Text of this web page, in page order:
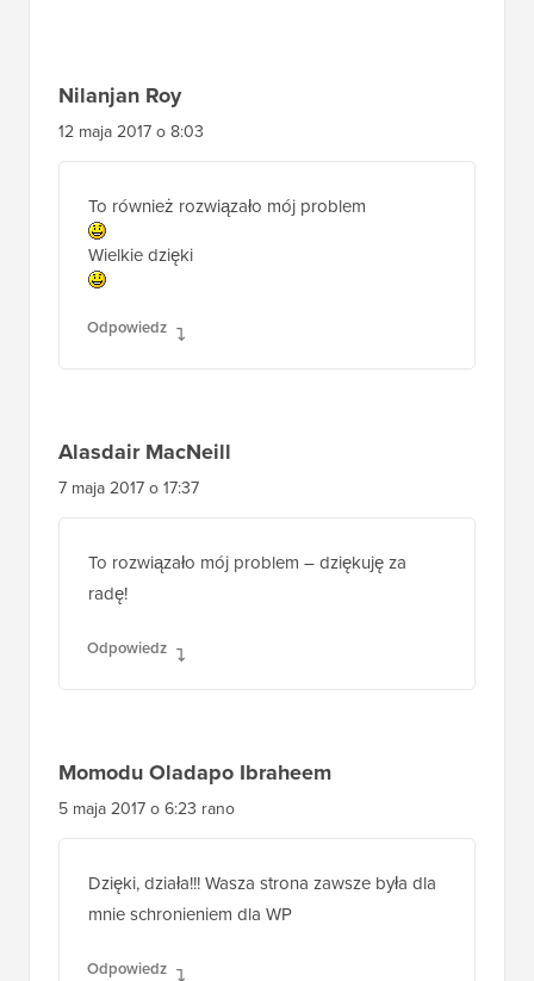
Nilanjan Roy
12 maja 2017 o 8:03
To również rozwiązało mój problem
Wielkie dzięki
Odpowiedz
Alasdair MacNeill
7 maja 2017 o 17:37
To rozwiązało mój problem – dziękuję za
radę!
Odpowiedz
Momodu Oladapo Ibraheem
5 maja 2017 o 6:23 rano
Dzięki, działa!!! Wasza strona zawsze była dla
mnie schronieniem dla WP
Odpowiedz